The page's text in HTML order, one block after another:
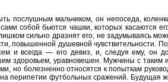
послушным мальчиком, он непоседа,
собой бьются чашки, которых касаются
сильно дразнят его, не задумываясь
повышенной душевной чувствительности.
и всегда — его девиз, и, следуя ему, он
здоровьем, уравновешен. Мужчины с таким
но болезненно относятся к попыткам
перипетии футбольных сражений. Будущая